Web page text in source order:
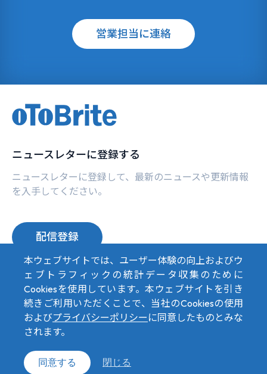
営業担当に連絡
本ウェブサイトでは、ユーザー体験の向上およびウ
ェブトラフィックの統計データ収集のために
Cookiesを使用しています。本ウェブサイトを引き
続きご利用いただくことで、当社のCookiesの使用
およびプライバシーポリシー に同意したものとみな
されます。
同意する 閉じる
ニュースレターに登録する
ニュースレターに登録して、最新のニュースや更新情報
を入手してください。
配信登録
プライバシーポリシー
Weya
Top